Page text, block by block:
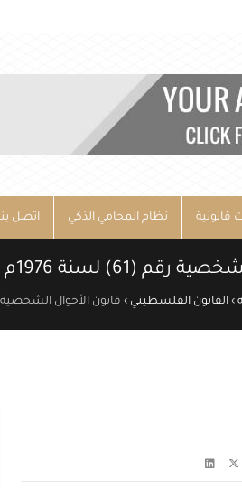
قانونية نظام المحامي الذكي اتصل
رقم (61) لسنة 1976م
›القانون الفلسطيني › قانون الأحوال الشخصية رقم (61)